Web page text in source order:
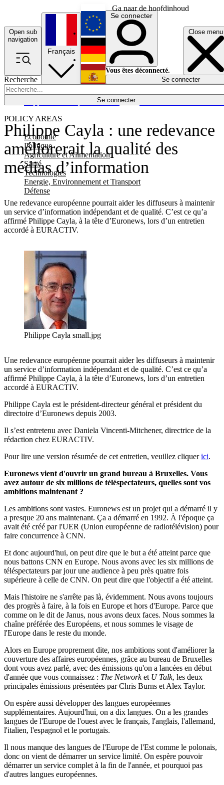
Ga naar de hoofdinhoud
Open sub
navigation
Close menu
Recherche
Se connecter
POLICY AREAS
Economie
Politique
Agriculture et Alimentation
Santé
Technologies
Energie, Environnement et Transport
Défense
Économie
Français
English
Deutsch
Español
Se connecter
Vous êtes déconnecté.
Se connecter
Philippe Cayla : une redevance
améliorerait la qualité des
médias d’information
Une redevance européenne pourrait aider les diffuseurs à maintenir
un service d’information indépendant et de qualité. C’est ce qu’a
affirmé Philippe Cayla, à la tête d’Euronews, lors d’un entretien
accordé à EURACTIV.
Philippe Cayla small.jpg
Une redevance européenne pourrait aider les diffuseurs à maintenir
un service d’information indépendant et de qualité. C’est ce qu’a
affirmé Philippe Cayla, à la tête d’Euronews, lors d’un entretien
accordé à EURACTIV.
Philippe Cayla est le président-directeur général et président du
directoire d’Euronews depuis 2003.
Il s’est entretenu avec Daniela Vincenti-Mitchener, directrice de la
rédaction chez EURACTIV.
Pour lire une version résumée de cet entretien, veuillez cliquerici.
Euronews vient d'ouvrir un grand bureau à Bruxelles. Vous
avez autour de six millions de téléspectateurs, quelles sont vos
ambitions maintenant ?
Les ambitions sont vastes. Euronews est un projet qui a démarré il y
a presque 20 ans maintenant. Ça a démarré en 1992. À l'époque ça
avait été créé par l'UER (Union européenne de radiotélévision) pour
faire concurrence à CNN.
Et donc aujourd'hui, on peut dire que le but a été atteint parce que
nous battons CNN en Europe. Nous avons avec les six millions de
téléspectateurs par jour une audience à peu près quatre fois
supérieure à celle de CNN. On peut dire que l'objectif a été atteint.
Mais l'histoire ne s'arrête pas là, évidemment. Nous avons toujours
des progrès à faire, à la fois en Europe et hors d'Europe. Parce que
comme on le dit de Janus, nous avons deux faces. Nous sommes la
chaîne préférée des Européens, et nous sommes le visage de
l'Europe dans le reste du monde.
Alors en Europe proprement dite, nos ambitions sont d'améliorer la
couverture des affaires européennes, grâce au bureau de Bruxelles
dont vous avez parlé, avec des émissions qu'on a lancées en début
d'année que vous connaissez : The Networket U Talk, les deux
principales émissions présentées par Chris Burns et Alex Taylor.
On espère aussi développer des langues européennes
supplémentaires. Aujourd'hui, on a dix langues. On a les grandes
langues de l'Europe de l'ouest avec le français, l'anglais, l'allemand,
l'italien, l'espagnol et le portugais.
Il nous manque des langues de l'Europe de l'Est comme le polonais,
donc on vient de démarrer un service limité. On espère pouvoir
démarrer un service complet à la fin de l'année, et pourquoi pas
d'autres langues européennes.